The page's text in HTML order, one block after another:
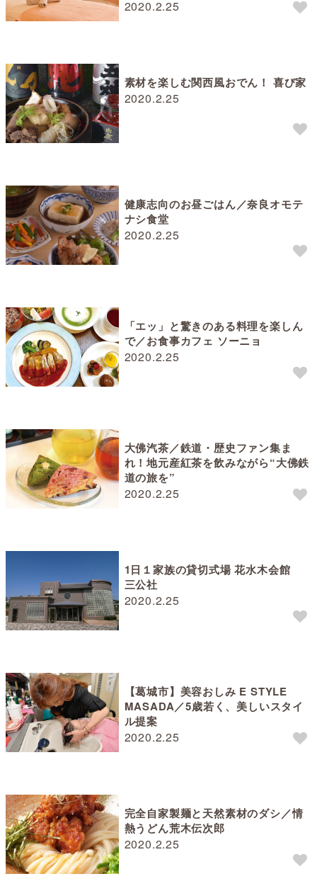
2020.2.25
2020.2.25
素材を楽しむ関西風おでん！ 喜び家
2020.2.25
健康志向のお昼ごはん／奈良オモテ
ナシ食堂
2020.2.25
「エッ」と驚きのある料理を楽しん
で／お食事カフェ ソーニョ
2020.2.25
大佛汽茶／鉄道・歴史ファン集ま
れ！地元産紅茶を飲みながら“大佛鉄
道の旅を”
2020.2.25
1日１家族の貸切式場 花水木会館
三公社
2020.2.25
【葛城市】美容おしみ E STYLE
MASADA／5歳若く、美しいスタイ
ル提案
2020.2.25
完全自家製麺と天然素材のダシ／情
熱うどん荒木伝次郎